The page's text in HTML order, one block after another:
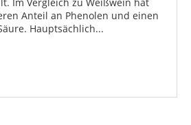
Im Vergleich zu Weißwein hat
Anteil an Phenolen und einen
Hauptsächlich...